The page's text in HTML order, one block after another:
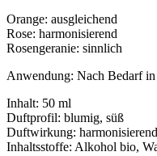
Orange: ausgleichend
Rose: harmonisierend
Rosengeranie: sinnlich
Anwendung: Nach Bedarf
Inhalt: 50 ml
Duftprofil: blumig, süß
Duftwirkung: harmonisierend
Inhaltsstoffe: Alkohol bio,